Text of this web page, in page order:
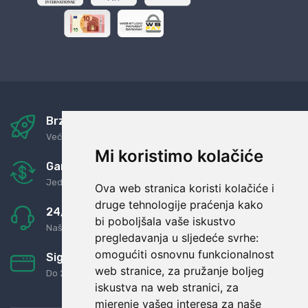
Mi koristimo kolačiće
Ova web stranica koristi kolačiće i
druge tehnologije praćenja kako
bi poboljšala vaše iskustvo
pregledavanja u sljedeće svrhe:
omogućiti osnovnu funkcionalnost
web stranice, za pružanje boljeg
iskustva na web stranici, za
mjerenje vašeg interesa za naše
Brza i sigurna dostava
Već za nekoliko dana kod vas
Garancija u povrat novaca
Jednostavno pravilo: Roba za novac
24/7 odlična podrška
Naši agenti uvijek na raspolaganju
Sigurno obročno plaćanje
Do 24 rata bez kamata